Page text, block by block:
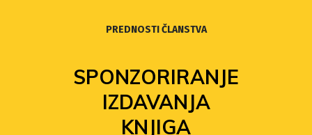
PREDNOSTI ČLANSTVA
SPONZORIRANJE
IZDAVANJA
KNJIGA